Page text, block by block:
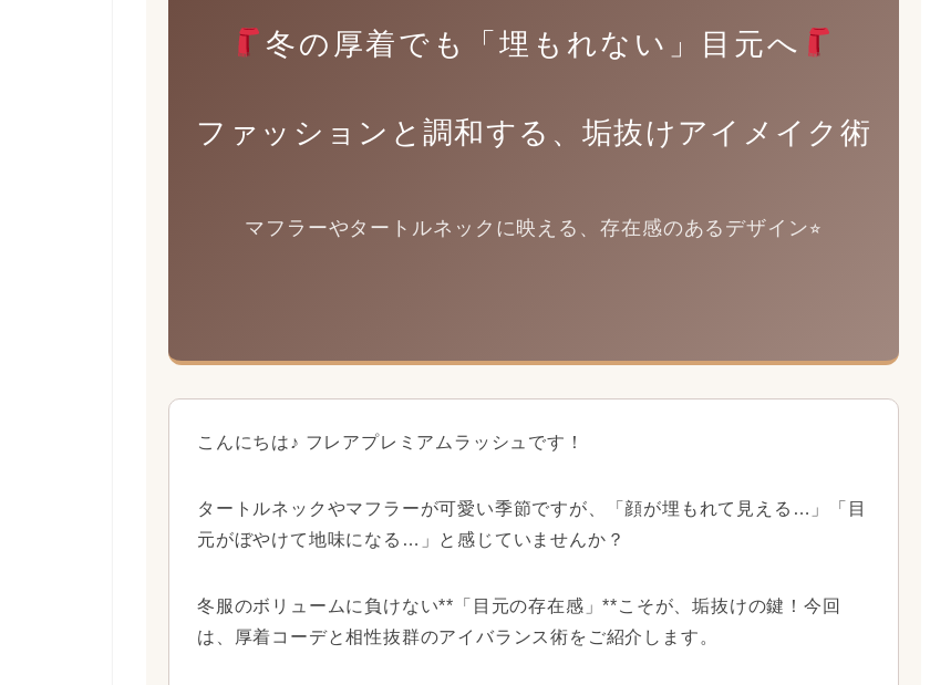
冬の厚着でも「埋もれない」目元へ
ファッションと調和する、垢抜けアイメイク術
マフラーやタートルネックに映える、存在感のあるデザイン⭐︎
こんにちは♪ フレアプレミアムラッシュです！
タートルネックやマフラーが可愛い季節ですが、「顔が埋もれて見える…」「目
元がぼやけて地味になる…」と感じていませんか？
冬服のボリュームに負けない**「目元の存在感」**こそが、垢抜けの鍵！今回
は、厚着コーデと相性抜群のアイバランス術をご紹介します。